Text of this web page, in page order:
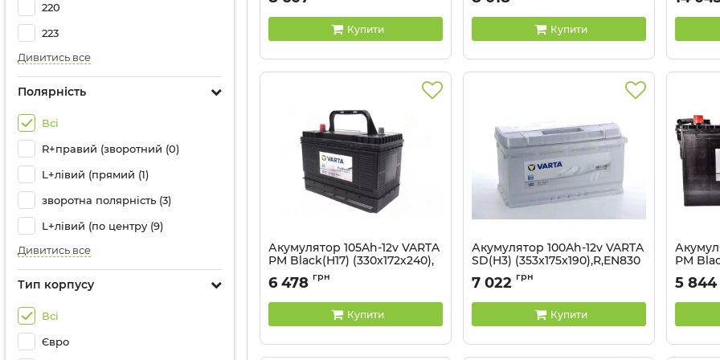
220
223
Дивитись все
Полярність
Всі
R+правий (зворотний (0)
L+лівий (прямий (1)
зворотна полярність (3)
L+лівий (по центру (9)
Дивитись все
Тип корпусу
Всі
Євро
Артикул: 635 052 100
Купити Купити
Артикул:
Акумулятор 105Ah-12v VARTA
PM Black(H17) (330х172х240),
L,EN800 клеми по центру
Артикул:
6 478 грн
Купити
Акумулятор 100Ah-12v VARTA
SD(H3) (353x175x190),R,EN830
Артикул: 523727
7 022 грн
Купити
PM
Артикул:
5 844